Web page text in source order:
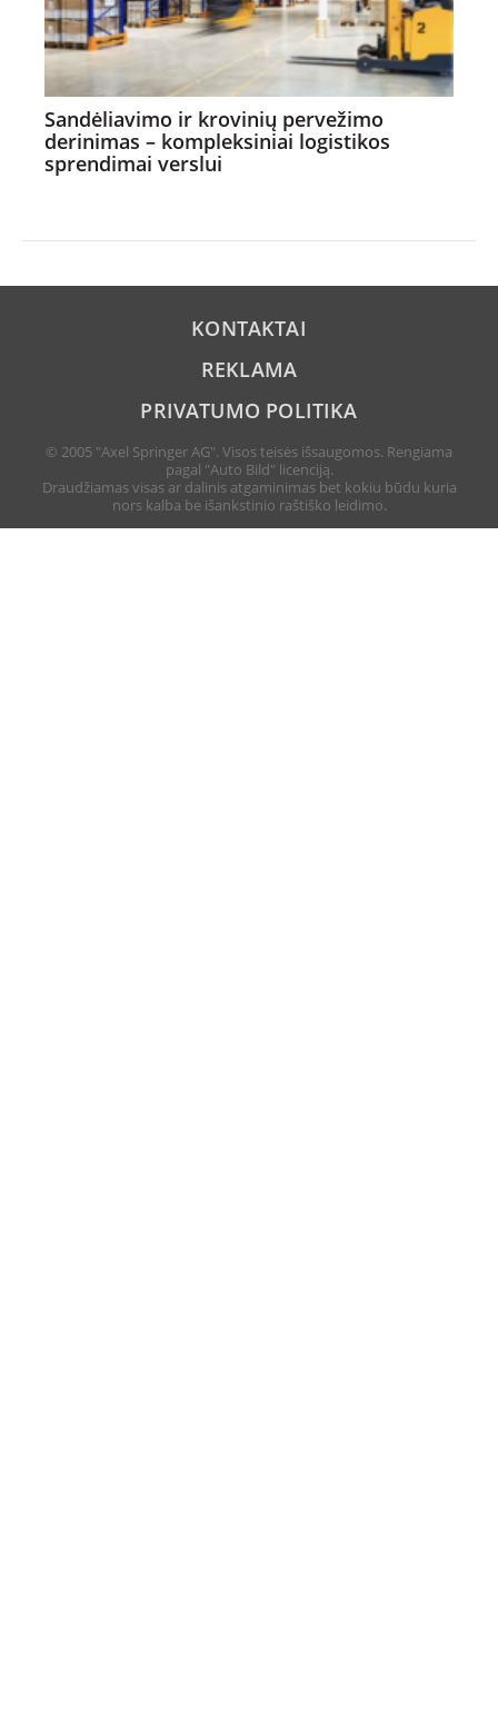
Sandėliavimo ir krovinių pervežimo
derinimas – kompleksiniai logistikos
sprendimai verslui
KONTAKTAI
REKLAMA
PRIVATUMO POLITIKA
© 2005 "Axel Springer AG". Visos teisės išsaugomos. Rengiama
pagal "Auto Bild" licenciją.
Draudžiamas visas ar dalinis atgaminimas bet kokiu būdu kuria
nors kalba be išankstinio raštiško leidimo.